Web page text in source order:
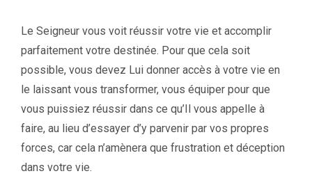
Le Seigneur vous voit réussir votre vie et accomplir
parfaitement votre destinée. Pour que cela soit
possible, vous devez Lui donner accès à votre vie en
le laissant vous transformer, vous équiper pour que
vous puissiez réussir dans ce qu’Il vous appelle à
faire, au lieu d’essayer d’y parvenir par vos propres
forces, car cela n’amènera que frustration et déception
dans votre vie.